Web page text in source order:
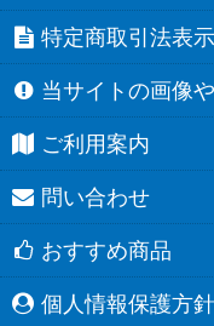
特定商取引法表示
当サイトの画像
ご利用案内
問い合わせ
おすすめ商品
個人情報保護方針